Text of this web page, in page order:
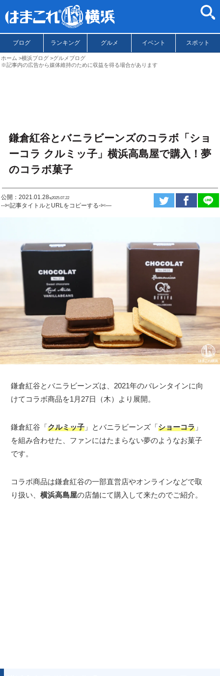
ブログ ランキング グルメ イベント スポット
ホーム 横浜ブログ
グルメブログ
※記事内の広告から媒体維持のために収益を得る場合があります
鎌倉紅谷とバニラビーンズのコラボ「ショ
ーコラ クルミッ子」横浜高島屋で購入！夢
のコラボ菓子
公開：2021.01.28ಇ2025.07.22
--✄記事タイトルとURLをコピーする-✄—
鎌倉紅谷とバニラビーンズは、2021年のバレンタインに向
けてコラボ商品を1月27日（木）より展開。
鎌倉紅谷「クルミッ子 」とバニラビーンズ「ショーコラ 」
を組み合わせた、ファンにはたまらない夢のようなお菓子
です。
コラボ商品は鎌倉紅谷の一部直営店やオンラインなどで取
り扱い、横浜高島屋の店舗にて購入して来たのでご紹介。